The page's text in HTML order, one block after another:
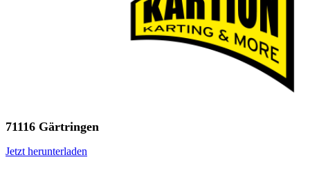
71116 Gärtringen
Jetzt herunterladen